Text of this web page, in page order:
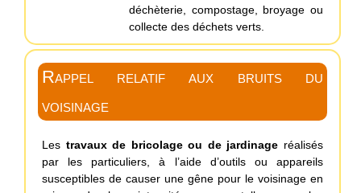
déchèterie, compostage, broyage ou
collecte des déchets verts.
Rappel relatif aux bruits du
voisinage
Les travaux de bricolage ou de jardinage réalisés
par les particuliers, à l’aide d’outils ou appareils
susceptibles de causer une gêne pour le voisinage en